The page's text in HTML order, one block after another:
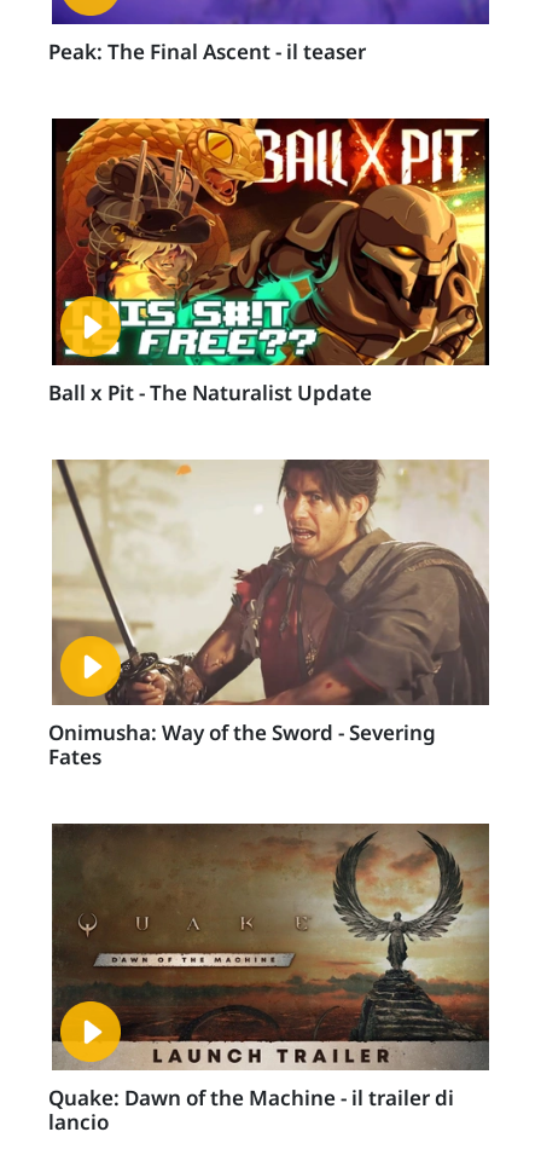
Peak: The Final Ascent - il teaser
Ball x Pit - The Naturalist Update
Onimusha: Way of the Sword - Severing
Fates
Quake: Dawn of the Machine - il trailer di
lancio